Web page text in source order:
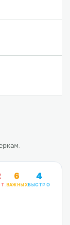
6
ВАЖНЫХ
4
БЫСТРО